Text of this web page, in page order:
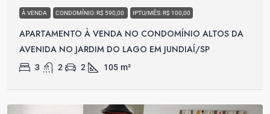
À VENDA CONDOMÍNIO: R$ 590,00 IPTU/MÊS: R$ 100,00
APARTAMENTO À VENDA NO CONDOMÍNIO ALTOS DA
AVENIDA NO JARDIM DO LAGO EM JUNDIAÍ/SP
3 2 2 105 m²